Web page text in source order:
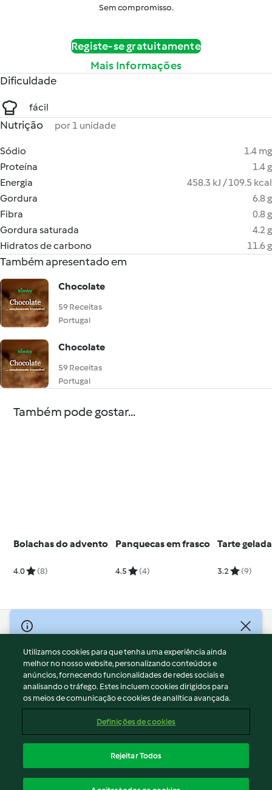
Sem compromisso.
Registe-se gratuitamente
Mais Informações
Dificuldade
fácil
Nutrição por 1 unidade
Sódio
1.4 mg
Proteína
1.4 g
Energia
458.3 kJ / 109.5 kcal
Gordura
6.8 g
Fibra
0.8 g
Gordura saturada
4.2 g
Hidratos de carbono
11.6 g
Também apresentado em
Chocolate
59 Receitas
Portugal
Chocolate
59 Receitas
Portugal
Também pode gostar...
Bolachas do advento
4.0 (8)
Panquecas em frasco
4.5 (4)
Tarte
3.2 (9)
© Copyright 2026
Termos de Utilização
Aviso sobre Proteção de Dados
Aviso
Apoio legal
Conteúdo do relatório
Declaração de acessibilidade
Utilizamos cookies para que tenha uma experiência ainda
melhor no nosso website, personalizando conteúdos e
anúncios, fornecendo funcionalidades de redes sociais e
analisando o tráfego. Estes incluem cookies dirigidos para
os meios de comunicação e cookies de analítica avançada.
Definições de cookies
Rejeitar Todos